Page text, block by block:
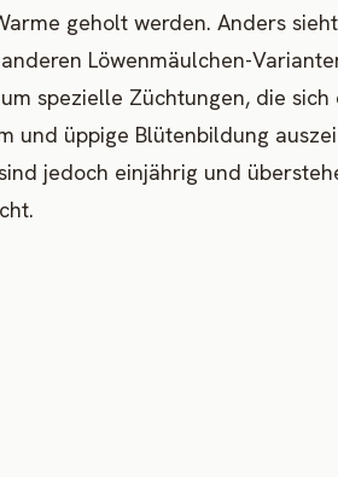
geholt werden. Anders
Löwenmäulchen-
spezielle Züchtungen, die sich
und üppige Blütenbildung
jedoch einjährig und